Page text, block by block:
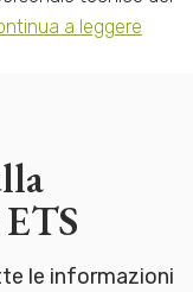
a leggere
le informazioni